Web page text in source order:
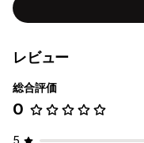
レビュー
総合評価
0
5